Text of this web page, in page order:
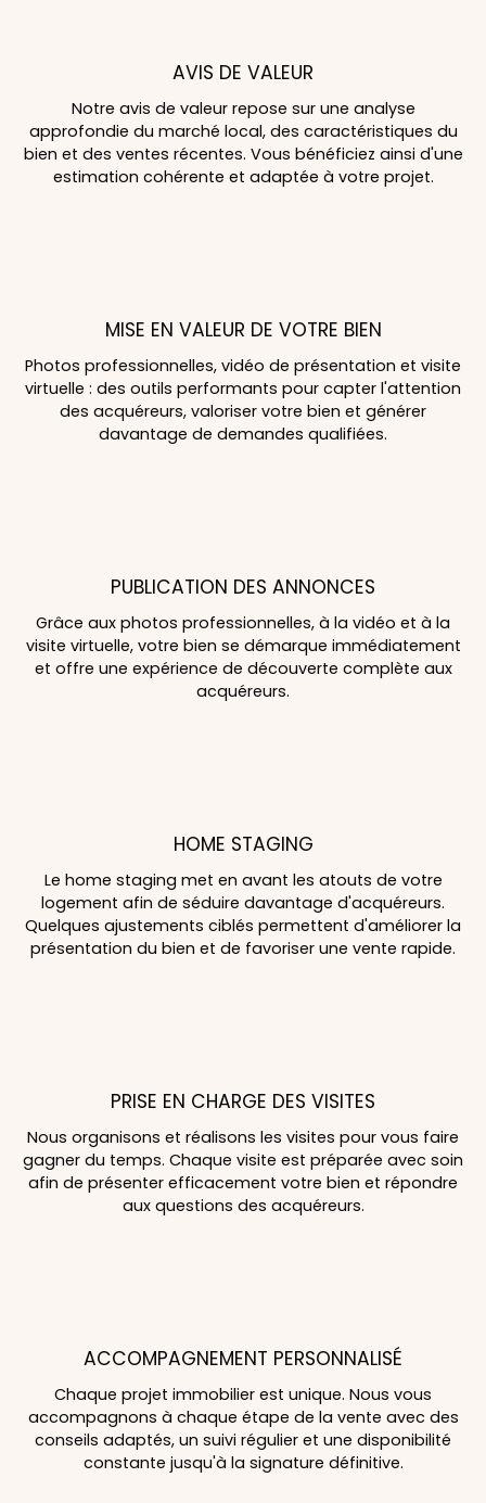
AVIS DE VALEUR
Notre avis de valeur repose sur une analyse
approfondie du marché local, des caractéristiques du
bien et des ventes récentes. Vous bénéficiez ainsi d'une
estimation cohérente et adaptée à votre projet.
MISE EN VALEUR DE VOTRE BIEN
Photos professionnelles, vidéo de présentation et visite
virtuelle : des outils performants pour capter l'attention
des acquéreurs, valoriser votre bien et générer
davantage de demandes qualifiées.
PUBLICATION DES ANNONCES
Grâce aux photos professionnelles, à la vidéo et à la
visite virtuelle, votre bien se démarque immédiatement
et offre une expérience de découverte complète aux
acquéreurs.
HOME STAGING
Le home staging met en avant les atouts de votre
logement afin de séduire davantage d'acquéreurs.
Quelques ajustements ciblés permettent d'améliorer la
présentation du bien et de favoriser une vente rapide.
PRISE EN CHARGE DES VISITES
Nous organisons et réalisons les visites pour vous faire
gagner du temps. Chaque visite est préparée avec soin
afin de présenter efficacement votre bien et répondre
aux questions des acquéreurs.
ACCOMPAGNEMENT PERSONNALISÉ
Chaque projet immobilier est unique. Nous vous
accompagnons à chaque étape de la vente avec des
conseils adaptés, un suivi régulier et une disponibilité
constante jusqu'à la signature définitive.